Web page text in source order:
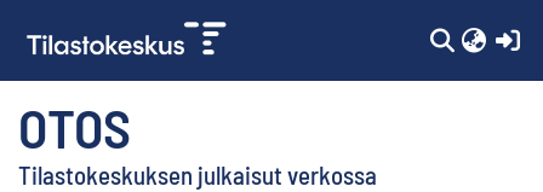
OTOS
Tilastokeskuksen julkaisut verkossa